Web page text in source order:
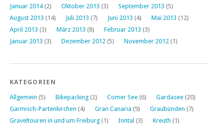
Januar 2014(2) Oktober 2013 (3) September 2013 (5)
August 2013 (14) Juli 2013 (7) Juni 2013 (4) Mai 2013 (12)
April 2013 (3) März 2013 (8) Februar 2013 (3)
Januar 2013 (3) Dezember 2012 (5) November 2012 (1)
KATEGORIEN
Allgemein (5) Bikepacking (2) Comer See (6) Gardasee (20)
Garmisch-Partenkirchen (4) Gran Canaria (9) Graubünden (7)
Graveltouren in und um Freiburg (1) Inntal (3) Kreuth (1)